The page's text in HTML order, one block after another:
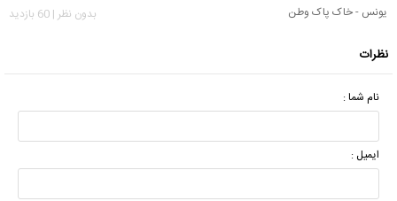
یونس - خاک پاک وطن
بدون نظر | 60 بازدید
نظرات
نام شما :
ایمیل :